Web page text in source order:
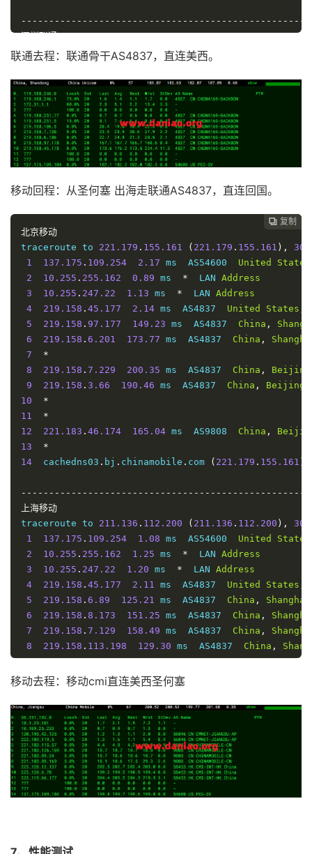
深圳联通
traceroute to 210.21 .196.6 (210.21
2
10.255.255.162 1.27 ms  http: 502
  http
: 502
3
10.255. 247.22 0.96 ms  http: 502
  http
:
4
219.158 .45.177 100.01 ms  http: 502
5
219.158 .116.237 144.55 ms  http: 502
6
219.158 .19.90 139.26 ms  http: 502
7
9
157.18 .0.238 175.92 ms  http: 502 China
189.42
联通去程：联通骨干AS4837，直连美西。
移动回程：从圣何塞 出海走联通AS4837，直连回国。
 复制
 复制
 复制
北京移动
traceroute to 221.179 . 155.161 ( 221.179 . 155.161 ), 30
1
137.175 . 109.254 2.17 ms  AS54600 United States
2
10.255 . 255.162 0.89 ms *
  LAN
Address
3
10.255 . 247.22 1.13 ms *
  LAN
Address
4
219.158 . 45.177 2.14 ms  AS4837 United States
5
219.158 . 97.177 149.23 ms  AS4837 China ,
6
219.158 . 6.201 173.77 ms  AS4837 China ,
7
*
8
219.158 . 7.229 200.35 ms  AS4837 China , Beijing
9
219.158 . 3.66 190.46 ms  AS4837 China , Beijing
10
*
11
*
12
221.183 . 46.174 165.04 ms  AS9808 China ,
13
*
14
  cachedns03
. bj . chinamobile . com ( 221.179 . 155.161 )
上海移动
traceroute to 211.136 . 112.200 ( 211.136 . 112.200 ), 30
1
137.175 . 109.254 1.08 ms  AS54600 United States
2
10.255 . 255.162 1.25 ms *
  LAN
Address
3
10.255 . 247.22 1.20 ms *
  LAN
Address
4
219.158 . 45.177 2.11 ms  AS4837 United States
5
219.158 . 6.89 125.21 ms  AS4837 China , Shanghai
6
219.158 . 8.173 151.25 ms  AS4837 China ,
7
219.158 . 7.129 158.49 ms  AS4837 China ,
8
219.158 . 113.198 129.30 ms  AS4837 China ,
9
*
10
*
12
*
13
211.136 .112.252 149.95 ms  AS24400 China
14
211.136. 112.200 159.45 ms  AS24400
深圳移动
traceroute to 120.196.165.24 (120.196.165.24), 30
3
10.255
移动去程：移动cmi直连美西圣何塞